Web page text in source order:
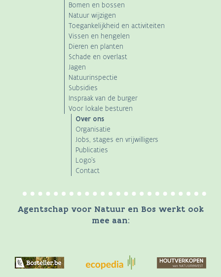
Bomen en bossen
Natuur wijzigen
Toegankelijkheid en activiteiten
Vissen en hengelen
Dieren en planten
Schade en overlast
Jagen
Natuurinspectie
Subsidies
Inspraak van de burger
Voor lokale besturen
Over ons
Organisatie
Jobs, stages en vrijwilligers
Publicaties
Logo's
Contact
Agentschap voor Natuur en Bos werkt ook
mee aan: